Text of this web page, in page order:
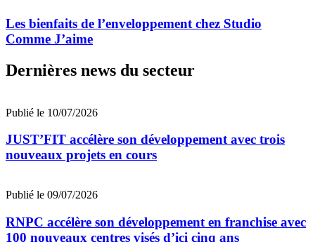
Les bienfaits de l’enveloppement chez Studio
Comme J’aime
Dernières news du secteur
Publié le 10/07/2026
JUST’FIT accélère son développement avec trois
nouveaux projets en cours
Publié le 09/07/2026
RNPC accélère son développement en franchise avec
100 nouveaux centres visés d’ici cinq ans